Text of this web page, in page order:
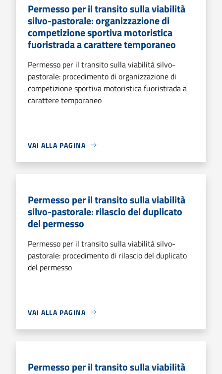
Permesso per il transito sulla viabilità
silvo-pastorale: organizzazione di
competizione sportiva motoristica
fuoristrada a carattere temporaneo
Permesso per il transito sulla viabilità silvo-
pastorale: procedimento di organizzazione di
competizione sportiva motoristica fuoristrada a
carattere temporaneo
VAI ALLA PAGINA
Permesso per il transito sulla viabilità
silvo-pastorale: rilascio del duplicato
del permesso
Permesso per il transito sulla viabilità silvo-
pastorale: procedimento di rilascio del duplicato
del permesso
VAI ALLA PAGINA
Permesso per il transito sulla viabilità